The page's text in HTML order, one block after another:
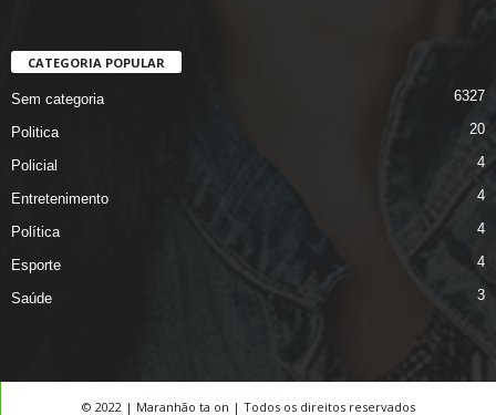
CATEGORIA POPULAR
Sem categoria 6327
Politica 20
Policial 4
Entretenimento 4
Política 4
Esporte 4
Saúde 3
© 2022 | Maranhão ta on | Todos os direitos reservados